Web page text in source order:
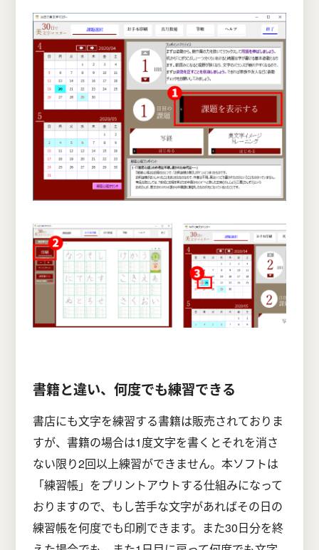
書籍と違い、何度でも練習できる
書店にも文字を練習する書籍は販売されておりま
すが、書籍の場合は1度文字を書くとそれを消さ
ない限り2回以上練習ができません。本ソフトは
「練習帳」をプリントアウトする仕組みになって
おりますので、もし苦手な文字があればその日の
練習帳を何度でも印刷できます。また30日分を終